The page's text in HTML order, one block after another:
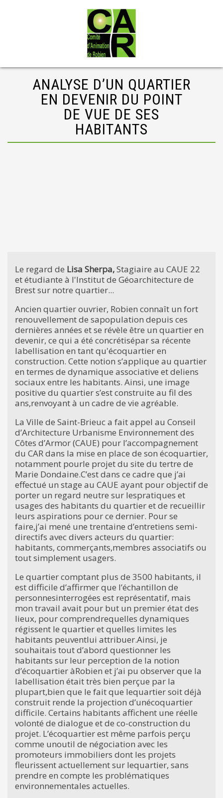
ANALYSE D’UN QUARTIER
EN DEVENIR DU POINT
DE VUE DE SES
HABITANTS
Le regard de Lisa Sherpa,Stagiaire au CAUE 22
et étudiante à l'Institut de Géoarchitecture de
Brest sur notre quartier...
Ancien quartier ouvrier, Robien connaît un fort
renouvellement de sapopulation depuis ces
dernières années et se révèle être un quartier en
devenir, ce qui a été concrétisépar sa récente
labellisation en tant qu'écoquartier en
construction. Cette notion s’applique au quartier
en termes de dynamique associative et deliens
sociaux entre les habitants. Ainsi, une image
positive du quartier s’est construite au fil des
ans,renvoyant à un cadre de vie agréable.
La Ville de Saint-Brieuc a fait appel au Conseil
d’Architecture Urbanisme Environnement des
Côtes d’Armor (CAUE) pour l’accompagnement
du CAR dans la mise en place de son écoquartier,
notamment pourle projet du site du tertre de
Marie Dondaine.C’est dans ce cadre que j’ai
effectué un stage au CAUE ayant pour objectif de
porter un regard neutre sur lespratiques et
usages des habitants du quartier et de recueillir
leurs aspirations pour ce dernier. Pour se
faire,j’ai mené une trentaine d’entretiens semi-
directifs avec divers acteurs du quartier:
habitants, commerçants,membres associatifs ou
tout simplement usagers.
Le quartier comptant plus de 3500 habitants, il
est difficile d’affirmer que l’échantillon de
personnesinterrogées est représentatif, mais
mon travail avait pour but un premier état des
lieux, pour comprendrequelles dynamiques
régissent le quartier et quelles limites les
habitants peuventlui attribuer.Ainsi, je
souhaitais tout d’abord questionner les
habitants sur leur perception de la notion
d’écoquartier àRobien et j’ai pu observer que la
labellisation était très bien perçue par la
plupart,bien que le fait que lequartier soit déjà
construit rende la projection d’unécoquartier
difficile. Certains habitants affichent une réelle
volonté de dialogue et de co-construction du
projet. L’écoquartier est même parfois perçu
comme unoutil de négociation avec les
promoteurs immobiliers dont les projets
fleurissent actuellement sur lequartier, sans
prendre en compte les problématiques
environnementales actuelles.